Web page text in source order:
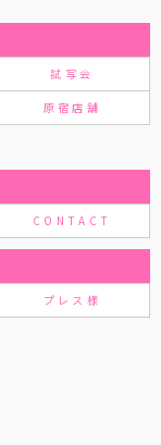
試写会
原宿店舗
CONTACT
プレス様